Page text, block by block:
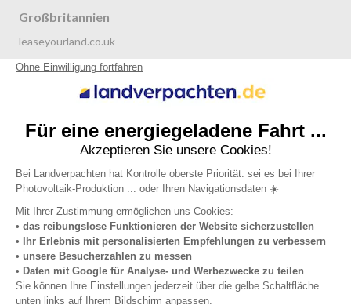
Großbritannien
leaseyourland.co.uk
terraren.com
grondverpachten.nl
Datenschutzrichtlinie
Allgemeine Nutzungsbedingungen
Impressum
Über uns